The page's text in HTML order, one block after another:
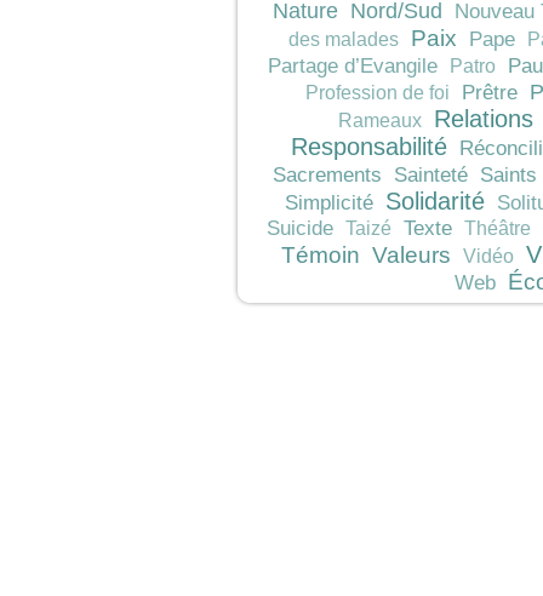
Nature Nord/Sud Nouveau
des malades Paix Pape
Partage d’Evangile Patro
Profession de foi Prêtre
Rameaux
Relations
Responsabilité
Sacrements Sainteté Saints
Simplicité Solidarité
Suicide
Taizé Texte Théâtre
Témoin Valeurs Vidéo
Web